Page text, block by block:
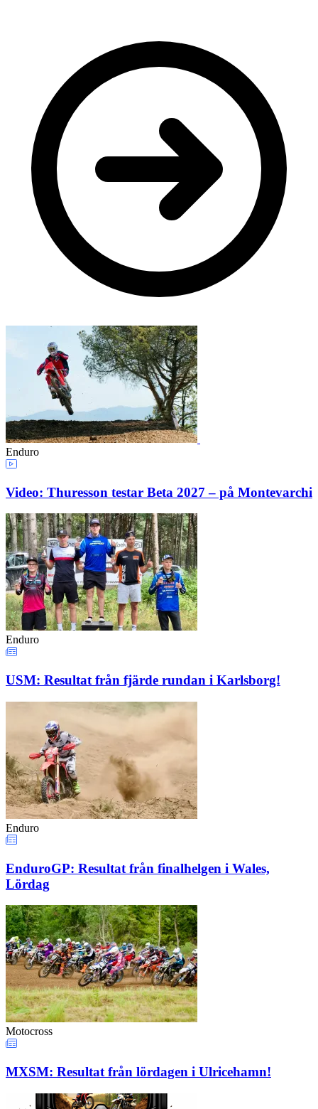
Enduro
Video: Thuresson testar Beta 2027 – på Montevarchi
Enduro
USM: Resultat från fjärde rundan i Karlsborg!
Enduro
EnduroGP: Resultat från finalhelgen i Wales,
Lördag
Motocross
MXSM: Resultat från lördagen i Ulricehamn!